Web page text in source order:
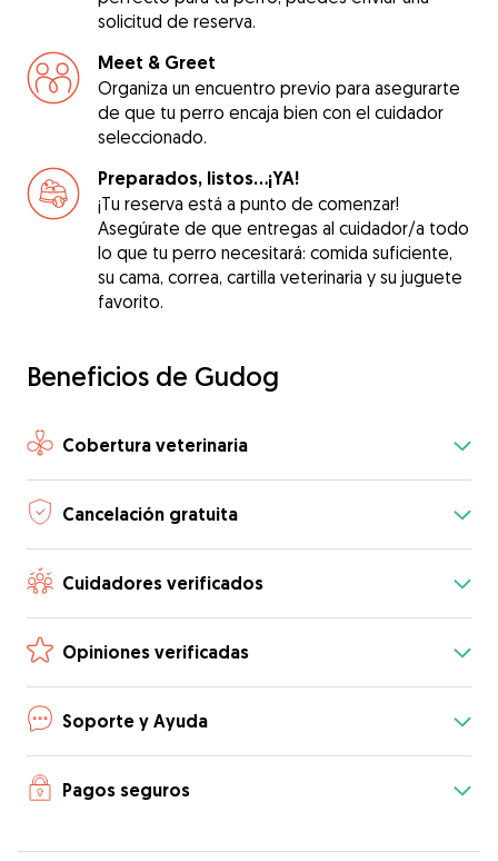
solicitud de reserva.
Meet & Greet
Organiza un encuentro previo para asegurarte
de que tu perro encaja bien con el cuidador
seleccionado.
Preparados, listos...¡YA!
¡Tu reserva está a punto de comenzar!
Asegúrate de que entregas al cuidador/a todo
lo que tu perro necesitará: comida suficiente,
su cama, correa, cartilla veterinaria y su juguete
favorito.
Beneficios de Gudog
Cobertura veterinaria
Cancelación gratuita
Cuidadores verificados
Opiniones verificadas
Soporte y Ayuda
Pagos seguros